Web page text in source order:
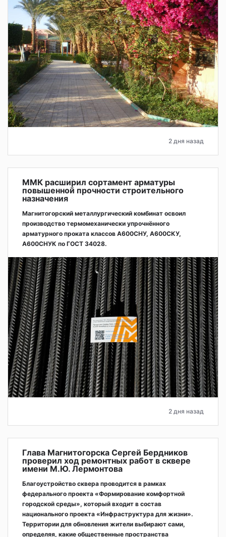
2 дня назад
ММК расширил сортамент арматуры
повышенной прочности строительного
назначения
Магнитогорский металлургический комбинат освоил
производство термомеханически упрочнённого
арматурного проката классов А600СНУ, А600СКУ,
А600СНУК по ГОСТ 34028.
2 дня назад
Глава Магнитогорска Сергей Бердников
проверил ход ремонтных работ в сквере
имени М.Ю. Лермонтова
Благоустройство сквера проводится в рамках
федерального проекта «Формирование комфортной
городской среды», который входит в состав
национального проекта «Инфраструктура для жизни».
Территории для обновления жители выбирают сами,
определяя, какие общественные пространства